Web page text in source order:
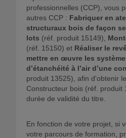
professionnelles (CCP), vous
autres CCP : Fabriquer en
structuraux bois de façon
lots (réf. produit 15149),
(réf. 15150) et Réaliser le
mettre en œuvre les
d’étanchéité à l’air d’une
produit 13525), afin d'obtenir
Constructeur bois (réf. produit
durée de validité du titre.
En fonction de votre projet, si
votre parcours de formation,